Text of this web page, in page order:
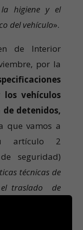
higiene y el
del vehículo».
de Interior
por la
vehículos
detenidos,
que vamos a
artículo 2
seguridad)
técnicas de
el traslado de
el anexo I de